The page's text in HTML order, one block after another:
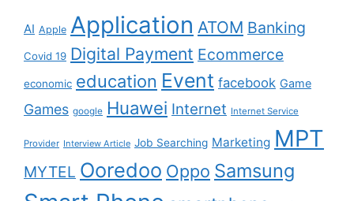
AI Apple Application ATOM Banking
Covid 19 Digital Payment Ecommerce
economic education Event facebook Game
Games google Huawei Internet Internet Service
Provider Interview Article Job Searching Marketing MPT
MYTEL Ooredoo Oppo Samsung